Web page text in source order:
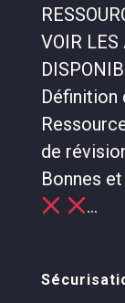
VOIR LES
Définition
de
Bonnes
...